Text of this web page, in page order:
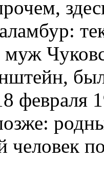
был
февраля
человек